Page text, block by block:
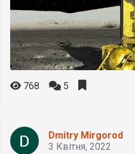
768 5
Dmitry Mirgorod
3 Квітня, 2022